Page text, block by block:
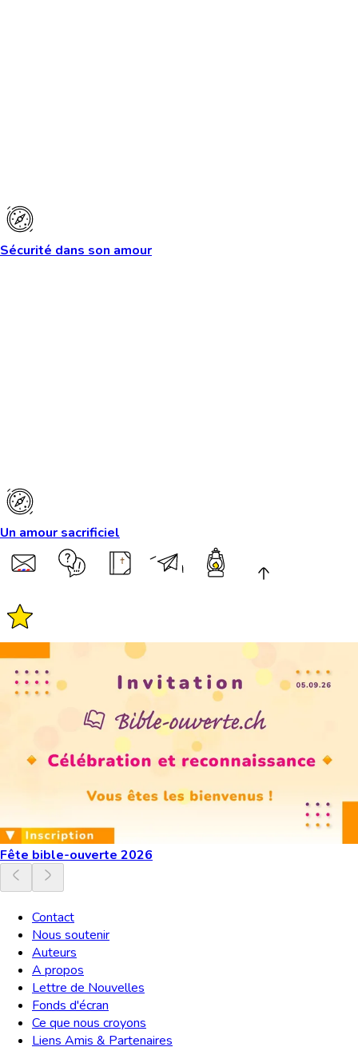
Sécurité dans son amour
Un amour sacrificiel
Fête bible-ouverte 2026
Contact
Nous soutenir
Auteurs
A propos
Lettre de Nouvelles
Fonds d'écran
Ce que nous croyons
Liens Amis & Partenaires